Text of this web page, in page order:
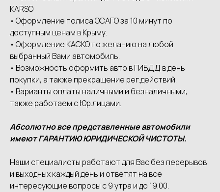
КАRSО
• Оформление полиса ОСАГО за 10 минут по
доступным ценам в Крыму.
• Оформление КАСКО по желанию на любой
выбранный Вами автомобиль.
• Возможность оформить авто в ГИБДД в день
покупки, а также прекращение рег.действий.
• Варианты оплаты наличными и безналичными,
также работаем с Юр.лицами.
Абсолютно все представленные автомобили
имеют ГАРАНТИЮ ЮРИДИЧЕСКОЙ ЧИСТОТЫ.
Наши специалисты работают для Вас без перерывов
и выходных каждый день и ответят на все
интересующие вопросы с 9 утра и до 19.00.